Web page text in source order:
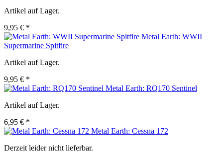
Artikel auf Lager.
9,95 € *
Metal Earth: WWII
Supermarine Spitfire
Artikel auf Lager.
9,95 € *
Metal Earth: RQ170 Sentinel
Artikel auf Lager.
6,95 € *
Metal Earth: Cessna 172
Derzeit leider nicht lieferbar.